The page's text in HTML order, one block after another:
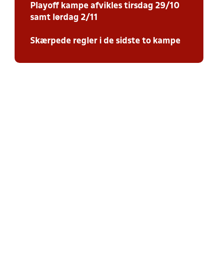
Playoff kampe afvikles tirsdag 29/10
samt lørdag 2/11
Skærpede regler i de sidste to kampe